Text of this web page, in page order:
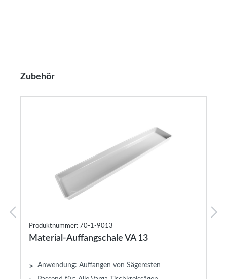
Produktgalerie überspringen
Zubehör
Produktnummer: 70-1-9013
Material-Auffangschale VA 13
> Anwendung: Auffangen von Sägeresten